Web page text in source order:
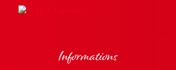
Informations